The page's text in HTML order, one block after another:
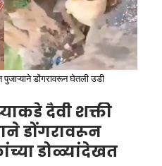
सरकारही आहे.
an uninhabited
you look just
yours?
पुजाऱ्याने डोंगरावरून घेतली उडी
दैवी शक्ती
डोंगरावरून
डोळ्यांदेखत